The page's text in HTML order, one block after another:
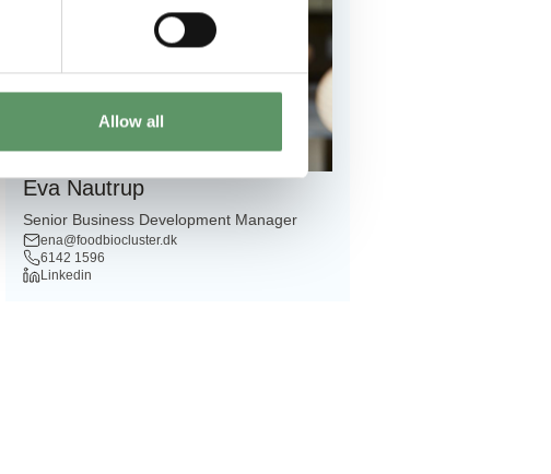
Allow all
Eva Nautrup
Senior Business Development Manager
ena@foodbiocluster.dk
6142 1596
Linkedin